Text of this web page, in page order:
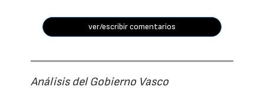
ver/escribir comentarios
Análisis del Gobierno Vasco